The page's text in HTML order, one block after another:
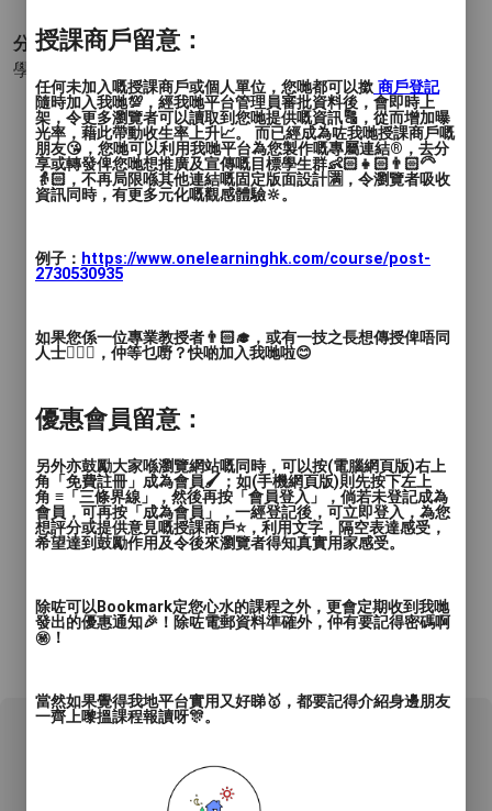
分類 :
學術 - 商業
授課商戶留意：
任何未加入嘅授課商戶或個人單位，您哋都可以撳 商戶登記
隨時加入我哋💯，經我哋平台管理員審批資料後，會即時上
架，令更多瀏覽者可以讀取到您哋提供嘅資訊🔠，從而增加曝
光率，藉此帶動收生率上升📈。 而已經成為咗我哋授課商戶嘅
朋友😘，您哋可以利用我哋平台為您製作嘅專屬連結®️，去分
享或轉發俾您哋想推廣及宣傳嘅目標學生群👶🏻👧🏻👨🏻‍🦳
👵🏻，不再局限喺其他連結嘅固定版面設計🈵，令瀏覽者吸收
資訊同時，有更多元化嘅觀感體驗🔆。
例子： https://www.onelearninghk.com/course/post-
2730530935
如果您係一位專業教授者👨🏻‍🎓，或有一技之長想傳授俾唔同
人士🙋🏻‍♂️，仲等乜嘢？快啲加入我哋啦😊
優惠會員留意：
另外亦鼓勵大家喺瀏覽網站嘅同時，可以按(電腦網頁版)右上
角「免費註冊」成為會員🖌️；如(手機網頁版)則先按下左上
角 ≡「三條界線」，然後再按「會員登入」，倘若未登記成為
會員，可再按「成為會員」，一經登記後，可立即登入，為您
想評分或提供意見嘅授課商戶⭐️，利用文字，隔空表達感受，
希望達到鼓勵作用及令後來瀏覽者得知真實用家感受。
除咗可以Bookmark定您心水的課程之外，更會定期收到我哋
發出的優惠通知🎉！除咗電郵資料準確外，仲有要記得密碼啊
㊙️！
當然如果覺得我地平台實用又好睇🥇，都要記得介紹身邊朋友
一齊上嚟搵課程報讀呀🎊。